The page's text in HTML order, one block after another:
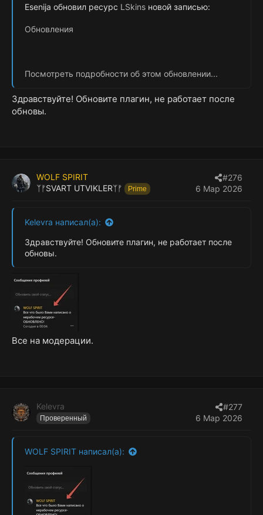
Esenija обновил ресурс LSkins новой записью:
Обновления
Посмотреть подробности об этом обновлении...
Здравствуйте! Обновите плагин, не работает после
обновы.
WOLF SPIRIT
ᛉᚠSVART UTVIKLERᛉᚠ
Prime 6 Мар 2026
#276
Kelevra написал(а):
Здравствуйте! Обновите плагин, не работает после
обновы.
Все на модерации.
Kelevra
Проверенный 6 Мар 2026
#277
WOLF SPIRIT написал(а):